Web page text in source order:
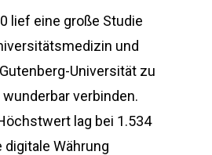
lief eine große Studie
und
Universität zu
verbinden.
lag bei 1.534
digitale Währung